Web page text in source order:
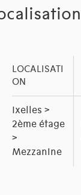
LOCALISATI
ON
Ixelles >
2ème étage
>
Mezzanine